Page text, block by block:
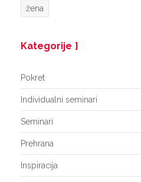
žena
Kategorije
Pokret
Individualni seminari
Seminari
Prehrana
Inspiracija